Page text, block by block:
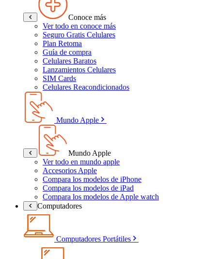
Conoce más
Ver todo en conoce más
Seguro Gratis Celulares
Plan Retoma
Guía de compra
Celulares Baratos
Lanzamientos Celulares
SIM Cards
Celulares Reacondicionados
Mundo Apple
Mundo Apple
Ver todo en mundo apple
Accesorios Apple
Compara los modelos de iPhone
Compara los modelos de iPad
Compara los modelos de Apple watch
Computadores
Computadores Portátiles